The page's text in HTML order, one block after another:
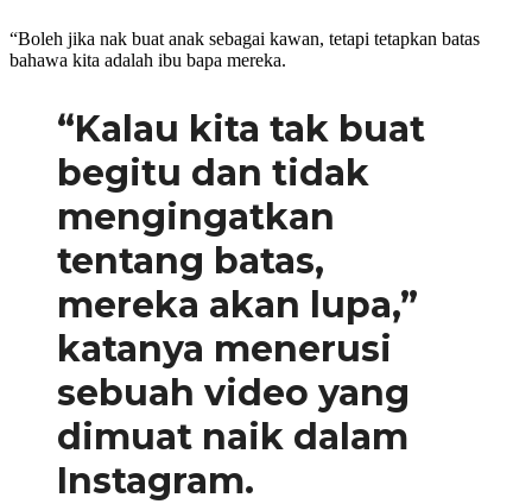
“Boleh jika nak buat anak sebagai kawan, tetapi tetapkan batas
bahawa kita adalah ibu bapa mereka.
“Kalau kita tak buat
begitu dan tidak
mengingatkan
tentang batas,
mereka akan lupa,”
katanya menerusi
sebuah video yang
dimuat naik dalam
Instagram.